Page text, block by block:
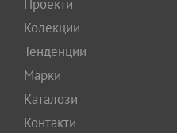
Проекти
Колекции
Тенденции
Марки
Каталози
Контакти